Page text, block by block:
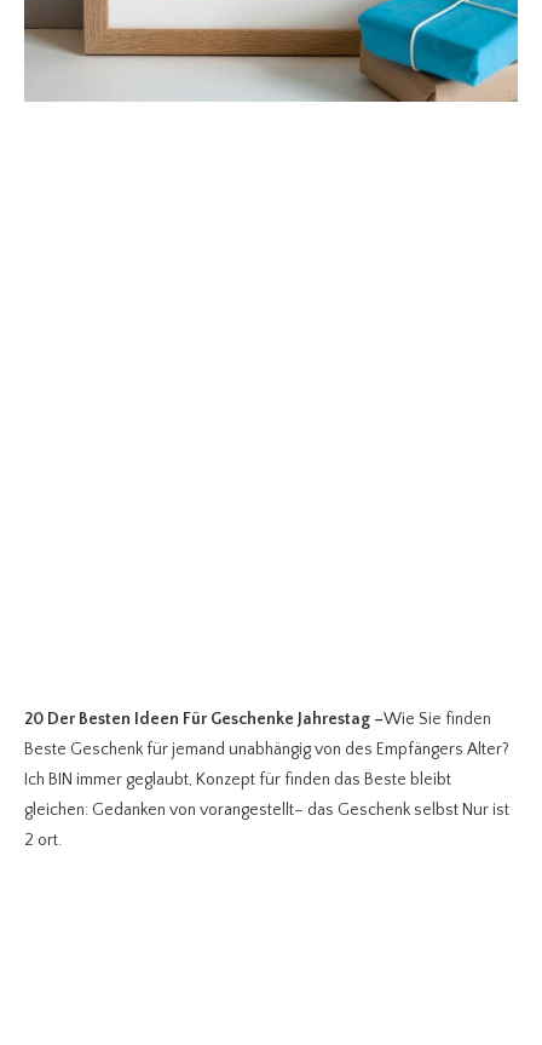
20 Der Besten Ideen Für Geschenke Jahrestag –Wie Sie finden
Beste Geschenk für jemand unabhängig von des Empfängers Alter?
Ich BIN immer geglaubt, Konzept für finden das Beste bleibt
gleichen: Gedanken von vorangestellt– das Geschenk selbst Nur ist
2 ort.